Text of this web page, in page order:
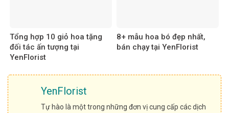
Tổng hợp 10 giỏ hoa tặng
đối tác ấn tượng tại
YenFlorist
8+ mẫu hoa bó đẹp nhất,
bán chạy tại YenFlorist
YenFlorist
Tự hào là một trong những đơn vị cung cấp các dịch